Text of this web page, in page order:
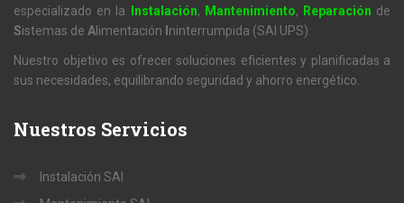
especializado en la
Instalación, Mantenimiento, Reparación de
Sistemas de A limentación ninterrumpida (SAI UPS).
Nuestro objetivo es ofrecer soluciones eficientes y planificadas a
sus necesidades, equilibrando seguridad y ahorro energético.
Nuestros Servicios
Instalación SAI